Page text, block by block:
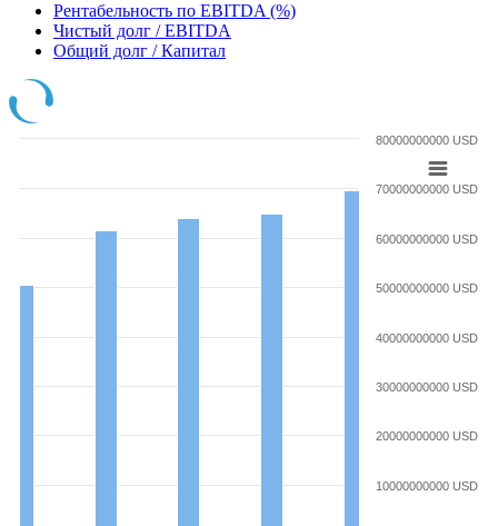
Рентабельность по EBITDA (%)
Чистый долг / EBITDA
Общий долг / Капитал
10000000000 USD
20000000000 USD
30000000000 USD
40000000000 USD
50000000000 USD
60000000000 USD
70000000000 USD
80000000000 USD